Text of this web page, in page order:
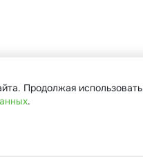
Продолжая использовать
.